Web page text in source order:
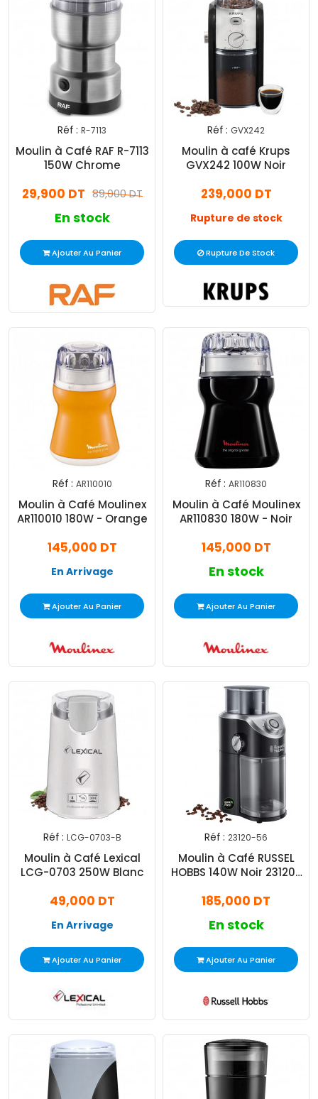
Réf : R-7113
Moulin à Café RAF R-7113
150W Chrome
89,000 DT
29,900 DT
En stock
Ajouter Au Panier
Réf : GVX242
Moulin à café Krups
GVX242 100W Noir
239,000 DT
Rupture de stock
Rupture De Stock
Réf : AR110010
Moulin à Café Moulinex
AR110010 180W - Orange
145,000 DT
En Arrivage
Ajouter Au Panier
Réf : AR110830
Moulin à Café Moulinex
AR110830 180W - Noir
145,000 DT
En stock
Ajouter Au Panier
Réf : LCG-0703-B
Moulin à Café Lexical
LCG-0703 250W Blanc
49,000 DT
En Arrivage
Ajouter Au Panier
Réf : 23120-56
Moulin à Café RUSSEL
HOBBS 140W Noir 23120-
185,000 DT
En stock
Ajouter Au Panier